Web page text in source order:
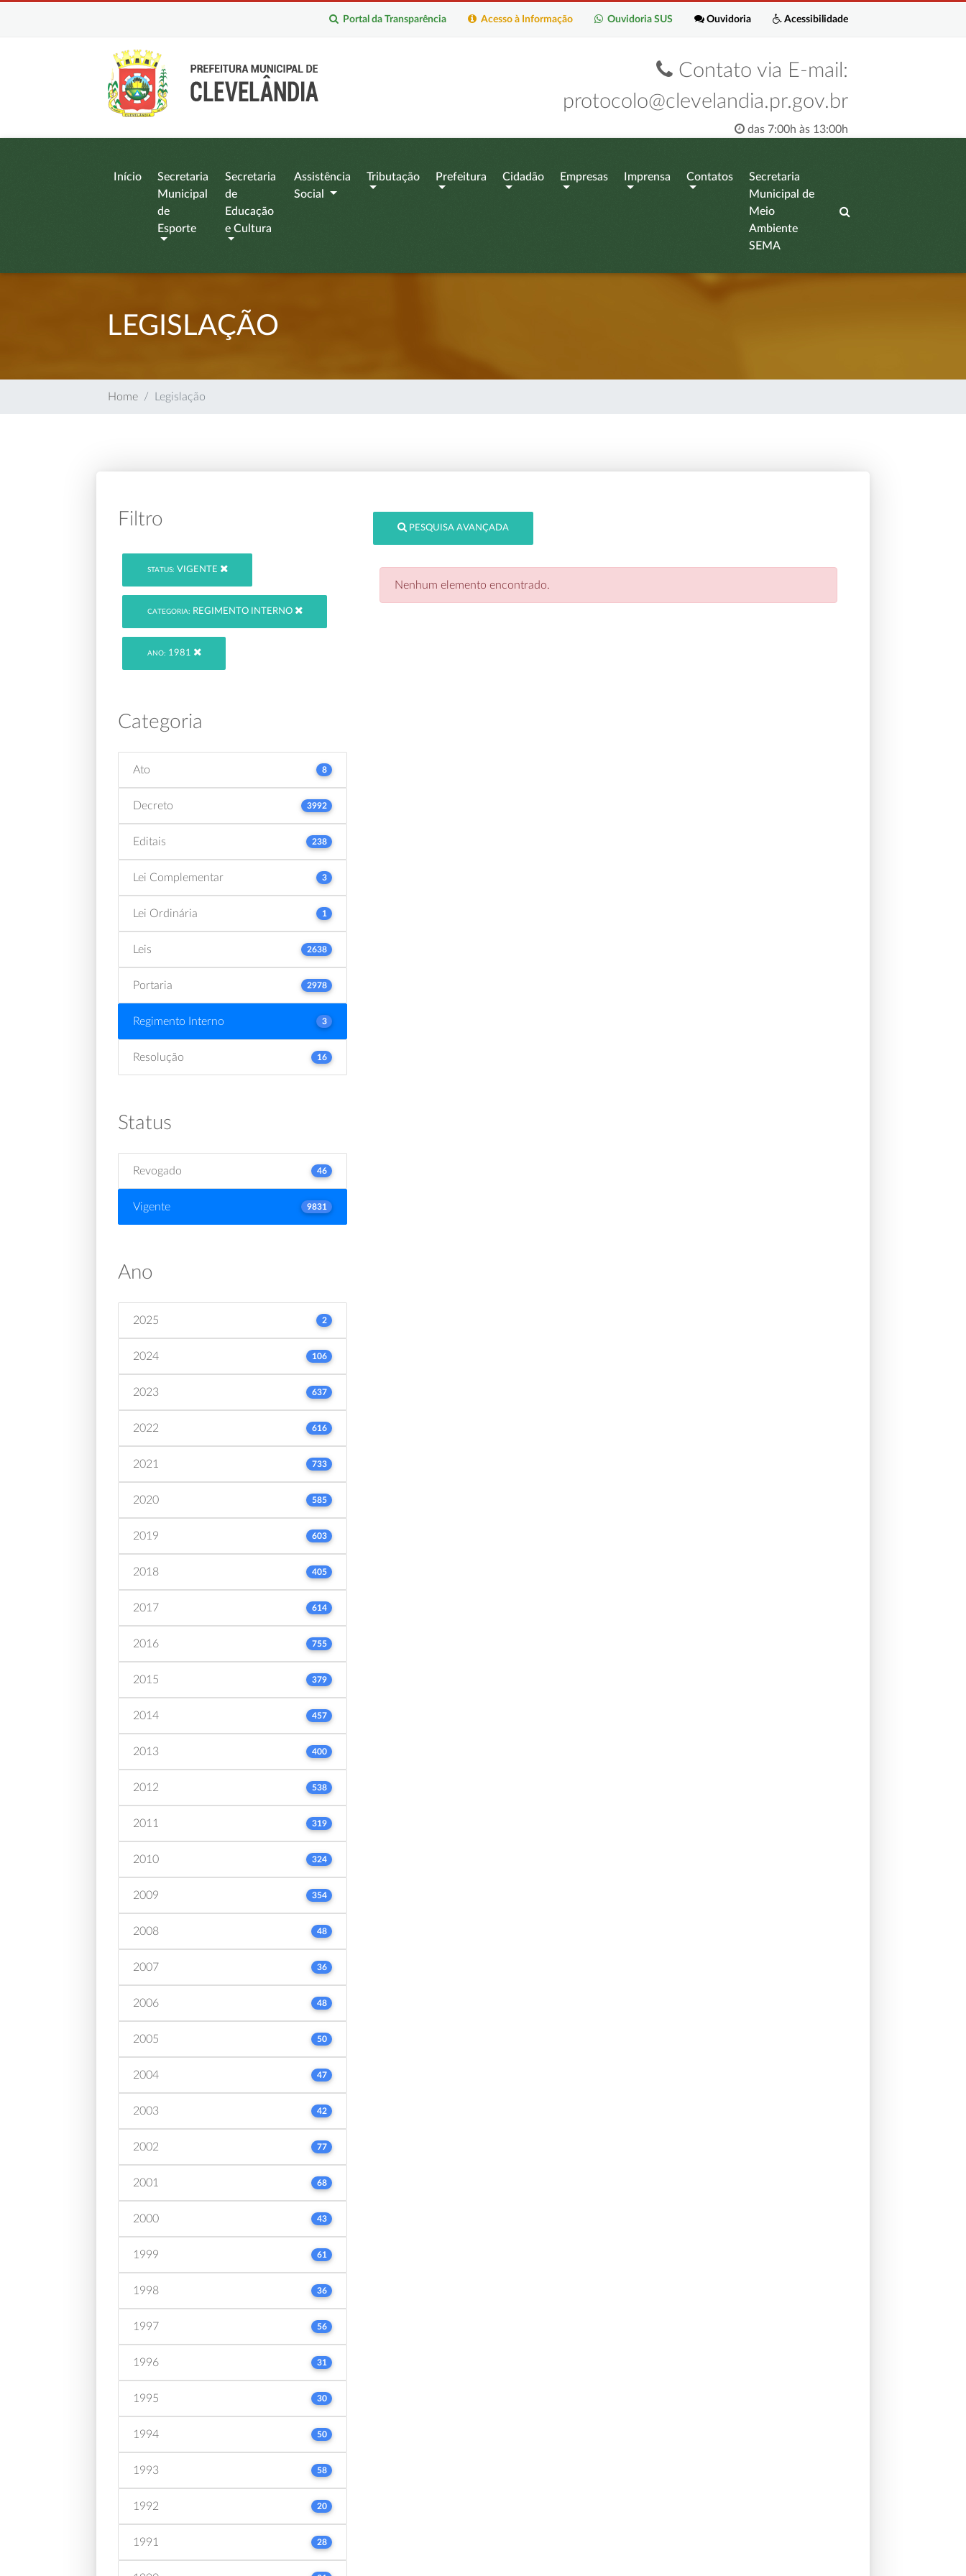
Acessibilidade
Ouvidoria
Ouvidoria SUS
Acesso à Informação
Portal da Transparência
Contato via E-mail:
protocolo@clevelandia.pr.gov.br
das 7:00h às 13:00h
Início
Secretaria
Municipal
de
Esporte
Secretaria
de
Educação
e Cultura
Assistência
Social
Tributação Prefeitura Cidadão Empresas Imprensa Contatos
Secretaria
Municipal de
Meio
Ambiente
SEMA
LEGISLAÇÃO
Home Legislação
Filtro
STATUS: VIGENTE
CATEGORIA: REGIMENTO INTERNO
ANO: 1981
Categoria
Ato 8
Decreto 3992
Editais 238
Lei Complementar 3
Lei Ordinária 1
Leis 2638
Portaria 2978
Regimento Interno 3
Resolução 16
Status
Revogado 46
Vigente 9831
Ano
2025 2
2024 106
2023 637
2022 616
2021 733
2020 585
2019 603
2018 405
2017 614
2016 755
2015 379
2014 457
2013 400
2012 538
2011 319
2010 324
2009 354
2008 48
2007 36
2006 48
2005 50
2004 47
2003 42
2002 77
2001 68
2000 43
1999 61
1998 36
1997 56
1996 31
1995 30
1994 50
1993 58
1992 20
1991 28
PESQUISA AVANÇADA
Nenhum elemento encontrado.